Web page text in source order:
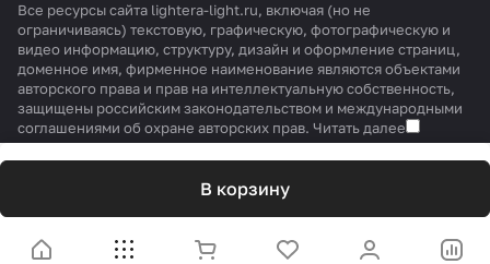
В корзину
Все ресурсы сайта lightera-light.ru, включая (но не
ограничиваясь) текстовую, графическую, фотографическую и
видео информацию, структуру, дизайн и оформление страниц,
доменное имя, фирменное наименование являются объектами
авторского права и прав на интеллектуальную собственность,
защищены российским законодательством и международными
соглашениями об охране авторских прав. Читать далее